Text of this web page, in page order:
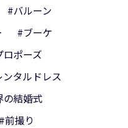
#バルーン
#ブーケ
ロポーズ
ンタルドレス
の結婚式
#前撮り